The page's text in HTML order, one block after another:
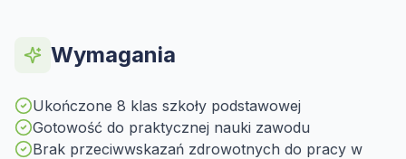
Wymagania
Ukończone 8 klas szkoły podstawowej
Gotowość do praktycznej nauki zawodu
Brak przeciwwskazań zdrowotnych do pracy w